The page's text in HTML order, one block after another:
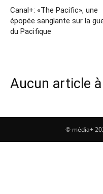
Canal+: «The Pacific», une
épopée sanglante sur la
du Pacifique
Aucun article
© média+